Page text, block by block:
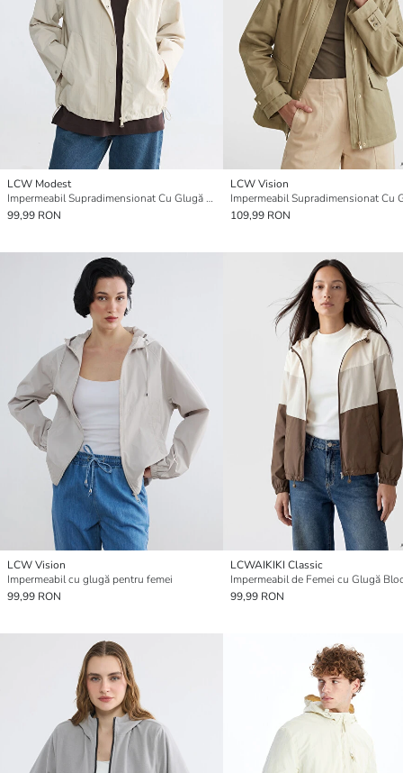
LCW Modest
Impermeabil Supradimensionat Cu Glugă Pentru Femei
99,99 RON
LCW Vision
109,99 RON
LCW Vision
Impermeabil cu glugă pentru femei
99,99 RON
LCWAIKIKI Classic
99,99 RON